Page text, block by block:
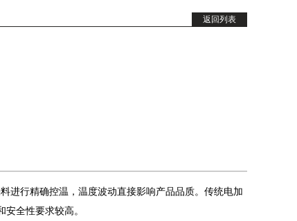
返回列表
进行精确控温，温度波动直接影响产品品质。传统电加
全性要求较高。